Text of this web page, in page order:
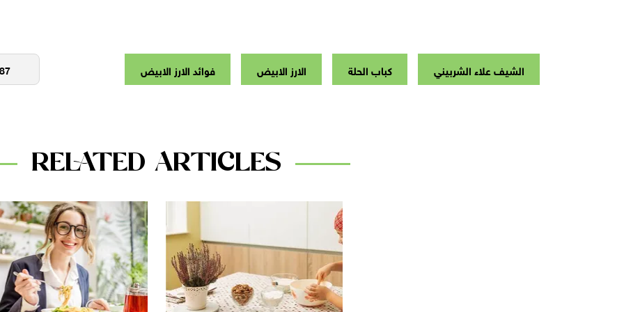
الشيف علاء الشربيني كباب الحلة الارز الابيض فوائد الارز الابيض
RELATED ARTICLES